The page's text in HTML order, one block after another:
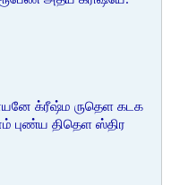
க்ரீஷ்ம ருதெள கடக
புண்ய திதெள ஸ்திர